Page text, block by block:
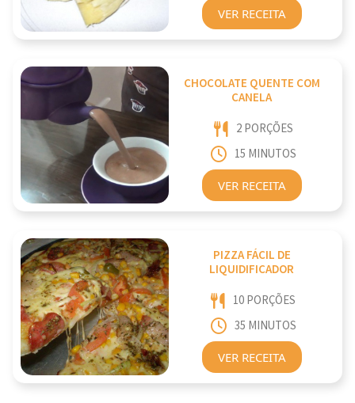
VER RECEITA
CHOCOLATE QUENTE COM
CANELA
2 PORÇÕES
15 MINUTOS
VER RECEITA
PIZZA FÁCIL DE
LIQUIDIFICADOR
10 PORÇÕES
35 MINUTOS
VER RECEITA